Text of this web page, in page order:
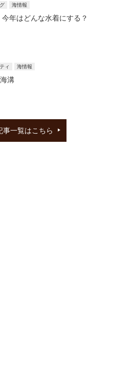
海情報
年はどんな水着にする？
ィ 海情報
溝
事一覧はこちら